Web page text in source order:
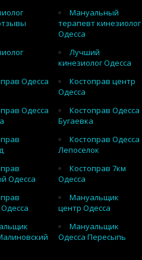
Мануальный
терапевт кинезиолог
Одесса
Лучший
кинезиолог Одесса
Одесса
Костоправ центр
Одесса
Одесса
Костоправ Одесса
Бугаевка
Костоправ Одесса
Лепоселок
Одесса
Костоправ 7км
Одесса
Мануальщик
центр Одесса
Мануальщик
Одесса Пересыпь